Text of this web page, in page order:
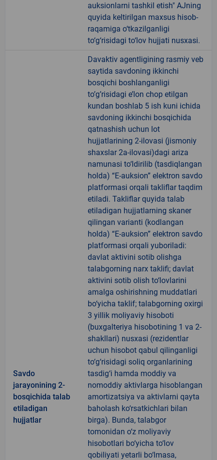
auksionlarni tashkil etish" AJning
quyida keltirilgan maxsus hisob-
raqamiga o‘tkazilganligi
to‘g‘risidagi to‘lov hujjati nusxasi.
Savdo
jarayonining 2-
bosqichida talab
etiladigan
hujjatlar
Davaktiv agentligining rasmiy veb
saytida savdoning ikkinchi
bosqichi boshlanganligi
to’g’risidagi e’lon chop etilgan
kundan boshlab 5 ish kuni ichida
savdoning ikkinchi bosqichida
qatnashish uchun lot
hujjatlarining 2-ilovasi (jismoniy
shaxslar 2a-ilovasi)dagi ariza
namunasi to‘ldirilib (tasdiqlangan
holda) “E-auksion” elektron savdo
platformasi orqali takliflar taqdim
etiladi. Takliflar quyida talab
etiladigan hujjatlarning skaner
qilingan varianti (kodlangan
holda) “E-auksion” elektron savdo
platformasi orqali yuboriladi:
davlat aktivini sotib olishga
talabgorning narx taklifi; davlat
aktivini sotib olish to‘lovlarini
amalga oshirishning muddatlari
bo‘yicha taklif; talabgorning oxirgi
3 yillik moliyaviy hisoboti
(buxgalteriya hisobotining 1 va 2-
shakllari) nusxasi (rezidentlar
uchun hisobot qabul qilinganligi
to‘g‘risidagi soliq organlarining
tasdig‘i hamda moddiy va
nomoddiy aktivlarga hisoblangan
amortizatsiya va aktivlarni qayta
baholash ko‘rsatkichlari bilan
birga). Bunda, talabgor
tomonidan o‘z moliyaviy
hisobotlari bo‘yicha to‘lov
qobiliyati yetarli bo‘lmasa,